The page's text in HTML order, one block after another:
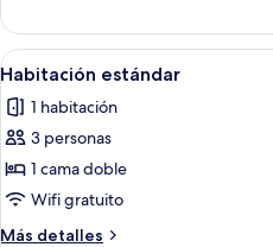
estándar
Abrir
todas
las
fotos
de
Habitación
estándar
5
Habitación estándar
1 habitación
3 personas
1 cama doble
Wifi gratuito
Más detalles
Más